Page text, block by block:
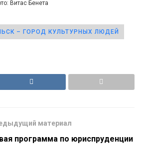
Витас Бенета
– ГОРОД КУЛЬТУРНЫХ ЛЮДЕЙ
материал
программа по юриспруденции